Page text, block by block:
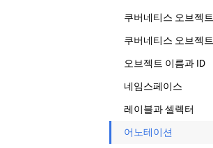
쿠버네티스 오브젝
쿠버네티스 오브젝
오브젝트 이름과 ID
네임스페이스
레이블과 셀렉터
어노테이션